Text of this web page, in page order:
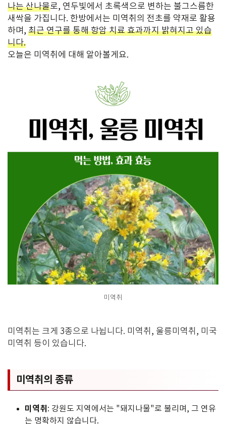
나는 산나물로, 연두빛에서 초록색으로 변하는 불그스름한
새싹을 가집니다. 한방에서는 미역취의 전초를 약재로 활용
하며, 최근 연구를 통해 항암 치료 효과까지 밝혀지고 있습
니다.
오늘은 미역취에 대해 알아볼게요.
미역취
미역취는 크게 3종으로 나뉩니다. 미역취, 울릉미역취, 미국
미역취 등이 있습니다.
미역취의 종류
미역취 : 강원도 지역에서는 "돼지나물"로 불리며, 그 연유
는 명확하지 않습니다.